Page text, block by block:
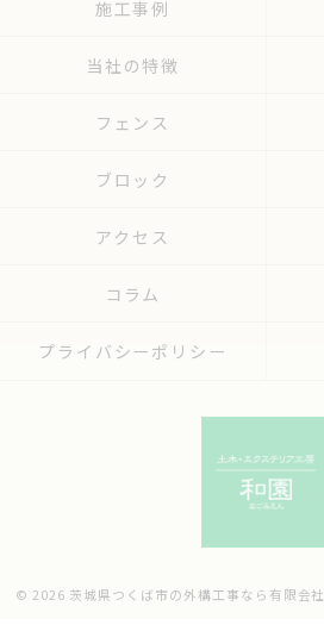
施工事例
当社の特徴
フェンス
ブロック
アクセス
コラム
プライバシーポリシー
© 2026 茨城県つくば市の外構工事なら有限会社